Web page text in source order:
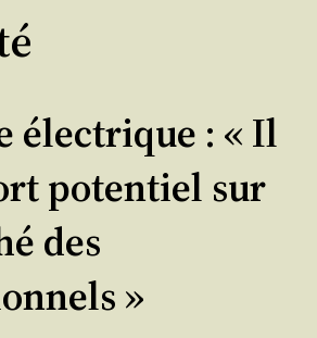
électrique : « Il
potentiel sur
des
»